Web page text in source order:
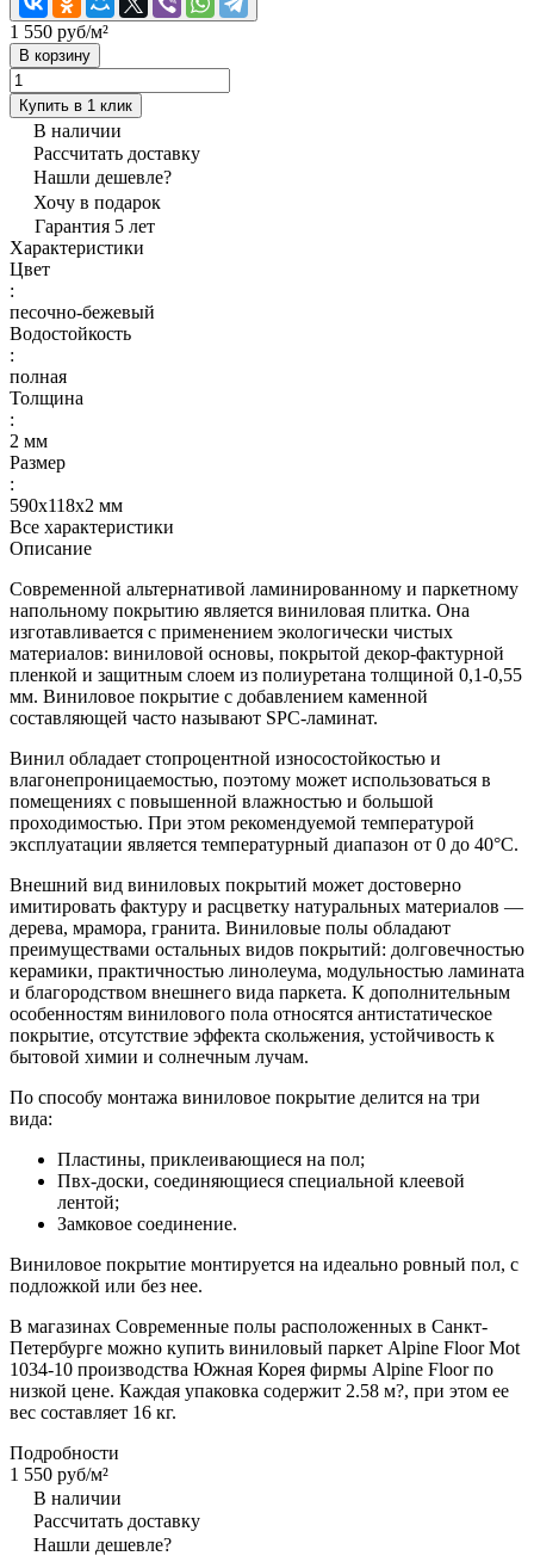
1 550 руб/м²
В корзину
Купить в 1 клик
В наличии
Рассчитать доставку
Нашли дешевле?
Хочу в подарок
Гарантия 5 лет
Характеристики
Цвет
:
песочно-бежевый
Водостойкость
:
полная
Толщина
:
2 мм
Размер
:
590x118x2 мм
Все характеристики
Описание
Современной альтернативой ламинированному и паркетному
напольному покрытию является виниловая плитка. Она
изготавливается с применением экологически чистых
материалов: виниловой основы, покрытой декор-фактурной
пленкой и защитным слоем из полиуретана толщиной 0,1-0,55
мм. Виниловое покрытие с добавлением каменной
составляющей часто называют SPC-ламинат.
Винил обладает стопроцентной износостойкостью и
влагонепроницаемостью, поэтому может использоваться в
помещениях с повышенной влажностью и большой
проходимостью. При этом рекомендуемой температурой
эксплуатации является температурный диапазон от 0 до 40°С.
Внешний вид виниловых покрытий может достоверно
имитировать фактуру и расцветку натуральных материалов —
дерева, мрамора, гранита. Виниловые полы обладают
преимуществами остальных видов покрытий: долговечностью
керамики, практичностью линолеума, модульностью ламината
и благородством внешнего вида паркета. К дополнительным
особенностям винилового пола относятся антистатическое
покрытие, отсутствие эффекта скольжения, устойчивость к
бытовой химии и солнечным лучам.
По способу монтажа виниловое покрытие делится на три
вида:
Пластины, приклеивающиеся на пол;
Пвх-доски, соединяющиеся специальной клеевой
лентой;
Замковое соединение.
Виниловое покрытие монтируется на идеально ровный пол, с
подложкой или без нее.
В магазинах Современные полы расположенных в Санкт-
Петербурге можно купить виниловый паркет Alpine Floor Mot
1034-10 производства Южная Корея фирмы Alpine Floor по
низкой цене. Каждая упаковка содержит 2.58 м?, при этом ее
вес составляет 16 кг.
Подробности
1 550 руб/м²
В наличии
Рассчитать доставку
Нашли дешевле?